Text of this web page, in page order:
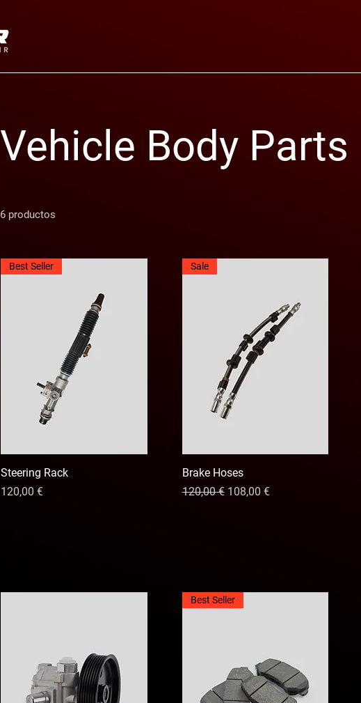
Vehicle Body Parts
6 productos
Best Seller
Steering Rack
Precio
120,00 €
Sale
Brake Hoses
Precio
120,00 € Precio de oferta
108,00 €
Best Seller